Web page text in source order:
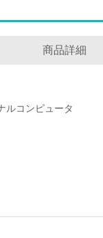
商品詳細
ルコンピュータ